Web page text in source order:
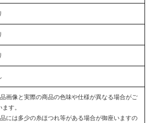
画像と実際の商品の色味や仕様が異なる場合がご
ます。
には多少の糸ほつれ等がある場合が御座いますの